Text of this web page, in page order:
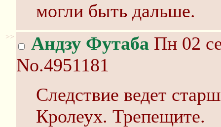
могли быть дальше.
>> Андзу Футаба Пн 02
No.4951181
Следствие ведет
Кролеух. Трепещите.